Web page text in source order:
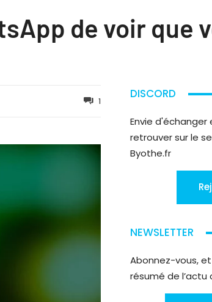
de voir que
1
DISCORD
Envie d'échanger
retrouver sur le
Byothe.fr
NEWSLETTER
Abonnez-vous,
résumé de l’actu